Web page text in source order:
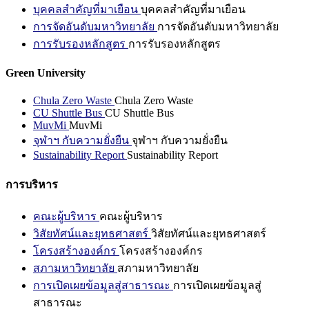
บุคคลสำคัญที่มาเยือน บุคคลสำคัญที่มาเยือน
การจัดอันดับมหาวิทยาลัย การจัดอันดับมหาวิทยาลัย
การรับรองหลักสูตร การรับรองหลักสูตร
Green University
Chula Zero Waste Chula Zero Waste
CU Shuttle Bus CU Shuttle Bus
MuvMi MuvMi
จุฬาฯ กับความยั่งยืน จุฬาฯ กับความยั่งยืน
Sustainability Report Sustainability Report
การบริหาร
คณะผู้บริหาร คณะผู้บริหาร
วิสัยทัศน์และยุทธศาสตร์ วิสัยทัศน์และยุทธศาสตร์
โครงสร้างองค์กร โครงสร้างองค์กร
สภามหาวิทยาลัย สภามหาวิทยาลัย
การเปิดเผยข้อมูลสู่สาธารณะ การเปิดเผยข้อมูลสู่
สาธารณะ